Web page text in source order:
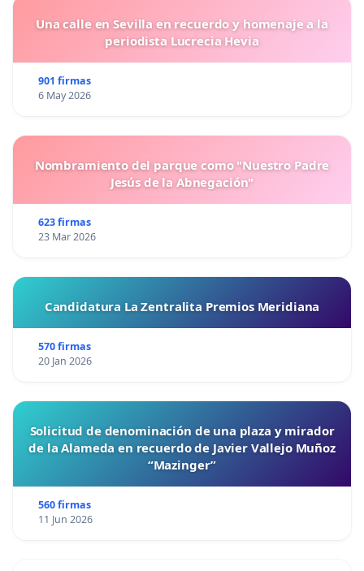
Una calle en Sevilla en recuerdo y homenaje a la
periodista Lucrecia Hevia
901 firmas
6 May 2026
Nombramiento del parque como "Nuestro Padre
Jesús de la Abnegación"
623 firmas
23 Mar 2026
Candidatura La Zentralita Premios Meridiana
570 firmas
20 Jan 2026
Solicitud de denominación de una plaza y mirador
de la Alameda en recuerdo de Javier Vallejo Muñoz
“Mazinger”
560 firmas
11 Jun 2026